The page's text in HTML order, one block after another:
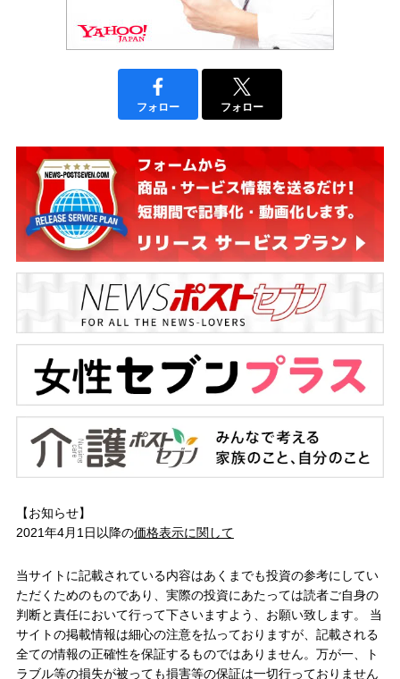
フォロー フォロー
【お知らせ】
2021年4月1日以降の価格表示に関して
当サイトに記載されている内容はあくまでも投資の参考にしてい
ただくためのものであり、実際の投資にあたっては読者ご自身の
判断と責任において行って下さいますよう、お願い致します。 当
サイトの掲載情報は細心の注意を払っておりますが、記載される
全ての情報の正確性を保証するものではありません。万が一、ト
ラブル等の損失が被っても損害等の保証は一切行っておりません